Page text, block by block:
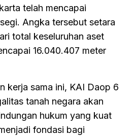
telah mencapai
Angka tersebut setara
total keseluruhan aset
16.040.407 meter
kerja sama ini, KAI Daop 6
tanah negara akan
hukum yang kuat
fondasi bagi